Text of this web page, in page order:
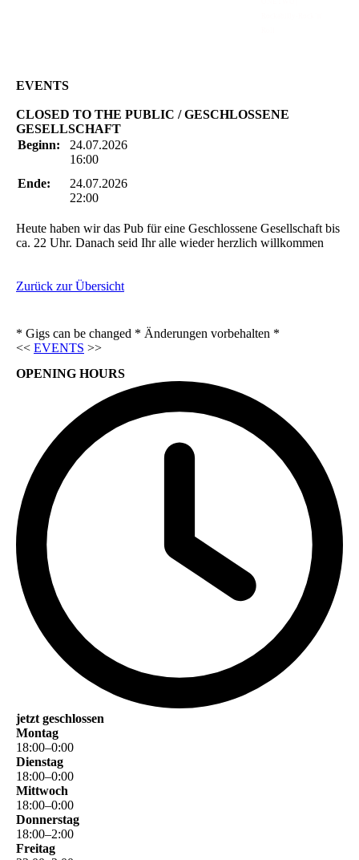
EVENTS
CLOSED TO THE PUBLIC / GESCHLOSSENE
GESELLSCHAFT
Beginn:
24.07.2026
16:00
Ende:
24.07.2026
22:00
Heute haben wir das Pub für eine Geschlossene Gesellschaft bis
ca. 22 Uhr. Danach seid Ihr alle wieder herzlich willkommen
Zurück zur Übersicht
* Gigs can be changed * Änderungen vorbehalten *
<< EVENTS >>
OPENING HOURS
jetzt geschlossen
Montag
18:00–0:00
Dienstag
18:00–0:00
Mittwoch
18:00–0:00
Donnerstag
18:00–2:00
Freitag